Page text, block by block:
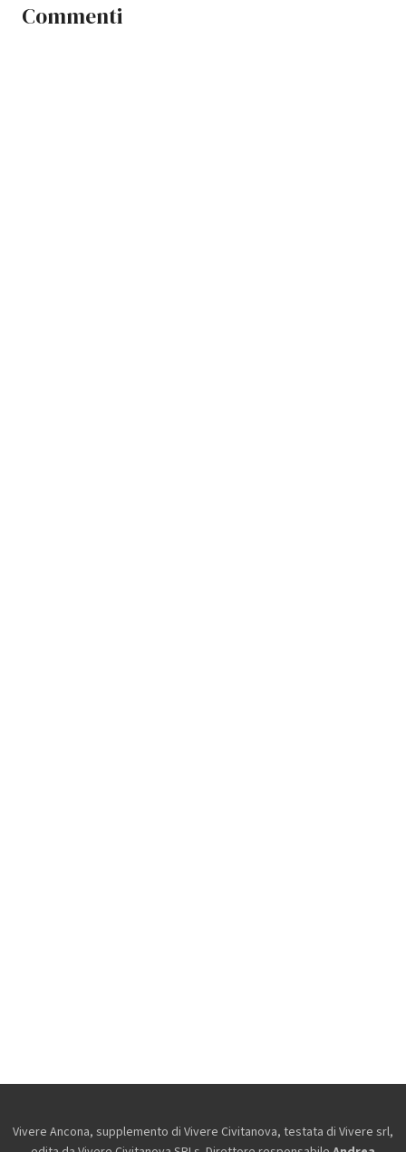
Commenti
Vivere Ancona, supplemento di Vivere Civitanova, testata di Vivere srl,